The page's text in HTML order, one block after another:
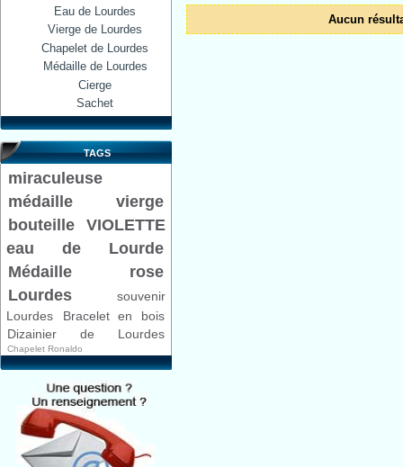
Eau de Lourdes
Vierge de Lourdes
Chapelet de Lourdes
Médaille de Lourdes
Cierge
Sachet
TAGS
miraculeuse
médaille
vierge
bouteille VIOLETTE
eau de Lourde
Médaille rose
Lourdes
souvenir
Lourdes
Bracelet en bois
Dizainier de Lourdes
Chapelet Ronaldo
Aucun